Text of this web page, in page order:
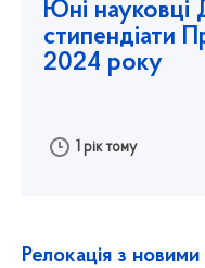
Юні науковці
стипендіати
2024 року
1 рік тому
Релокація з